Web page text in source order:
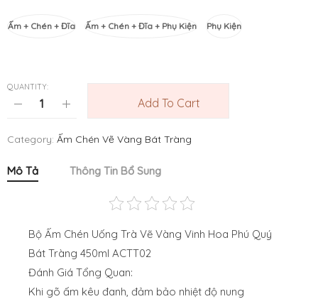
Ấm + Chén + Đĩa Ấm + Chén + Đĩa + Phụ Kiện Phụ Kiện
QUANTITY:
Add To Cart
Category: Ấm Chén Vẽ Vàng Bát Tràng
Mô Tả Thông Tin Bổ Sung
Bộ Ấm Chén Uống Trà Vẽ Vàng Vinh Hoa Phú Quý
Bát Tràng 450ml ACTT02
Đánh Giá Tổng Quan:
Khi gõ ấm kêu đanh, đảm bảo nhiệt độ nung